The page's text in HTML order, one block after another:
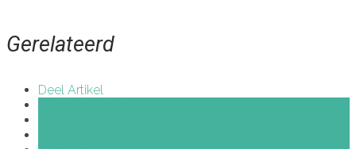
Gerelateerd
Deel Artikel